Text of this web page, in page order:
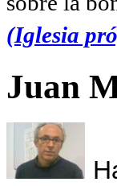
(Iglesia
Juan